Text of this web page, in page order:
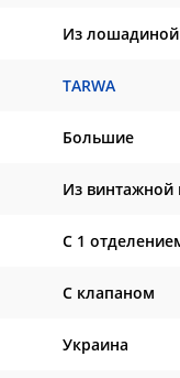
Из
TARWA
Большие
Из винтажной
С 1
С клапаном
Украина